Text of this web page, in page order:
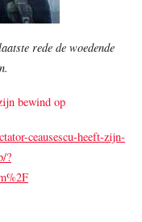
rede de woedende
bewind op
ceausescu-heeft-zijn-
?